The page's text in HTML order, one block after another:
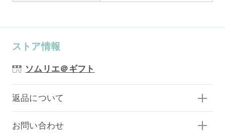
ストア情報
ソムリエ＠ギフト
返品について
お問い合わせ